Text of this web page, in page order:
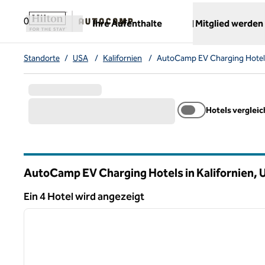
0
Ihre Aufenthalte Mitglied werden
Standorte / USA / Kalifornien / AutoCamp EV Charging
Hotels
AutoCamp EV Charging Hotels in Kalifornien,
Ein 4 Hotel wird angezeigt
Ein 4 Hotel wird angezeigt
1 von 12